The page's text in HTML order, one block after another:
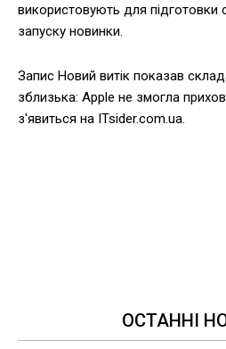
використовують для підготовки
запуску новинки.
Запис Новий витік показав
зблизька: Apple не змогла
з'явиться на ITsider.com.ua.
ОСТАННІ